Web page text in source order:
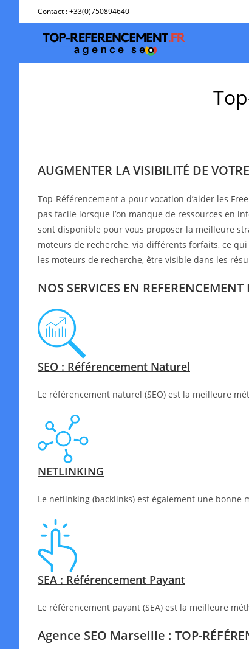
Contact : +33(0)750894640
AUGMENTER LA VISIBILITÉ DE
Top-Référencement a pour vocation d’aider les
pas facile lorsque l’on manque de ressources en
sont disponible pour vous proposer la meilleure
moteurs de recherche, via différents forfaits, ce
les moteurs de recherche, être visible dans les
NOS SERVICES EN
SEO : Référencement Naturel
Le référencement naturel (SEO) est la meilleure
NETLINKING
Le netlinking (backlinks) est également une
SEA : Référencement Payant
Le référencement payant (SEA) est la meilleure
Agence SEO Marseille : TOP-